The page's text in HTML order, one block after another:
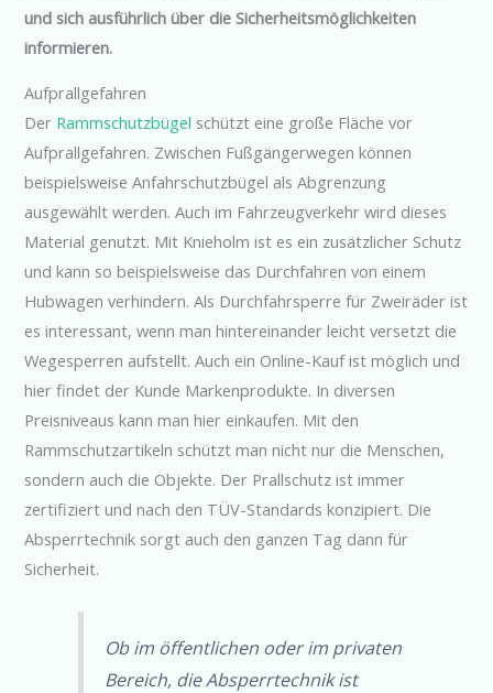
und sich ausführlich über die Sicherheitsmöglichkeiten
informieren.
Aufprallgefahren
Der Rammschutzbügel schützt eine große Fläche vor
Aufprallgefahren. Zwischen Fußgängerwegen können
beispielsweise Anfahrschutzbügel als Abgrenzung
ausgewählt werden. Auch im Fahrzeugverkehr wird dieses
Material genutzt. Mit Knieholm ist es ein zusätzlicher Schutz
und kann so beispielsweise das Durchfahren von einem
Hubwagen verhindern. Als Durchfahrsperre für Zweiräder ist
es interessant, wenn man hintereinander leicht versetzt die
Wegesperren aufstellt. Auch ein Online-Kauf ist möglich und
hier findet der Kunde Markenprodukte. In diversen
Preisniveaus kann man hier einkaufen. Mit den
Rammschutzartikeln schützt man nicht nur die Menschen,
sondern auch die Objekte. Der Prallschutz ist immer
zertifiziert und nach den TÜV-Standards konzipiert. Die
Absperrtechnik sorgt auch den ganzen Tag dann für
Sicherheit.
Ob im öffentlichen oder im privaten
Bereich, die Absperrtechnik ist